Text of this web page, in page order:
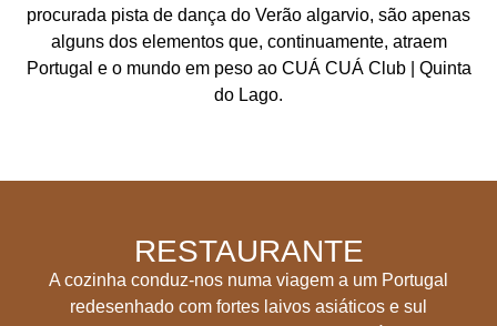
procurada pista de dança do Verão algarvio, são apenas
alguns dos elementos que, continuamente, atraem
Portugal e o mundo em peso ao CUÁ CUÁ Club | Quinta
do Lago.
RESTAURANTE
A cozinha conduz-nos numa viagem a um Portugal
redesenhado com fortes laivos asiáticos e sul